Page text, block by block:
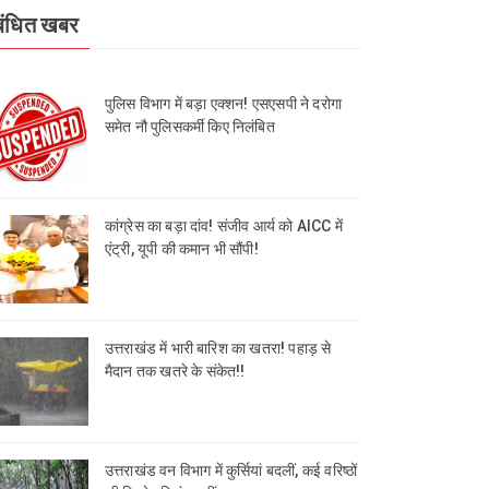
खबर
पुलिस विभाग में बड़ा एक्शन! एसएसपी ने दरोगा
समेत नौ पुलिसकर्मी किए निलंबित
कांग्रेस का बड़ा दांव! संजीव आर्य को AICC में
एंट्री, यूपी की कमान भी सौंपी!
उत्तराखंड में भारी बारिश का खतरा! पहाड़ से
मैदान तक खतरे के संकेत!!
उत्तराखंड वन विभाग में कुर्सियां बदलीं, कई वरिष्ठों